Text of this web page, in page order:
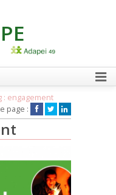
FAIRE UN DON
: engagement
page :